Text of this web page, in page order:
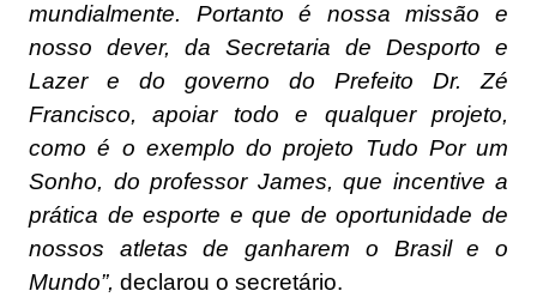
mundialmente. Portanto é nossa missão e
nosso dever, da Secretaria de Desporto e
Lazer e do governo do Prefeito Dr. Zé
Francisco, apoiar todo e qualquer projeto,
como é o exemplo do projeto Tudo Por um
Sonho, do professor James, que incentive a
prática de esporte e que de oportunidade de
nossos atletas de ganharem o Brasil e o
Mundo”, declarou o secretário.